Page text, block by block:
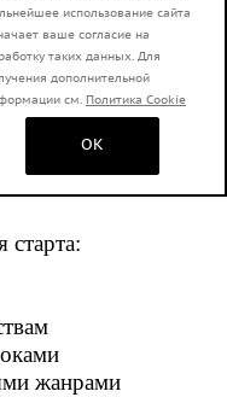
старта:
жанрами
использование сайта
ваше согласие на
таких данных. Для
дополнительной
см. Политика Cookie
OK